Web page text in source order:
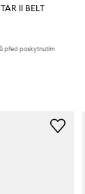
II BELT
před poskytnutím